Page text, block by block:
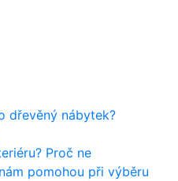
dřevěný nábytek?
Proč ne
pomohou při výběru